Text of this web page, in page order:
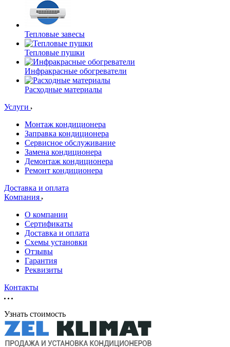
Тепловые завесы
Тепловые пушки
Инфракрасные обогреватели
Расходные материалы
Услуги
Монтаж кондиционера
Заправка кондиционера
Сервисное обслуживание
Замена кондиционера
Демонтаж кондиционера
Ремонт кондиционера
Доставка и оплата
Компания
О компании
Сертификаты
Доставка и оплата
Схемы установки
Отзывы
Гарантия
Реквизиты
Контакты
Узнать стоимость